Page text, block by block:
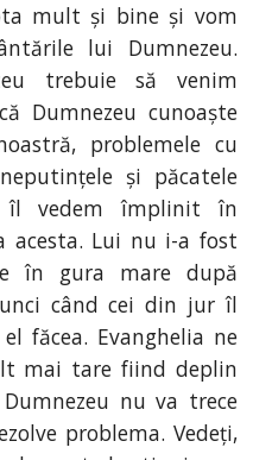
mult și bine și vom
lui Dumnezeu.
trebuie să venim
Dumnezeu cunoaște
problemele cu
și păcatele
îl vedem împlinit în
acesta. Lui nu i-a fost
în gura mare după
când cei din jur îl
făcea. Evanghelia ne
mai tare fiind deplin
nu va trece
problema. Vedeți,